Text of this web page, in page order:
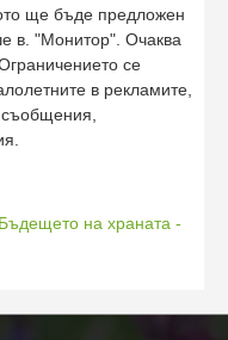
ще бъде предложен
в. "Монитор". Очаква
се
в рекламите,
Бъдещето на храната -